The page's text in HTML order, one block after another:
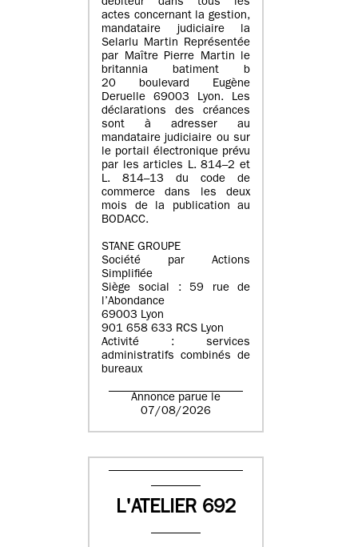
débiteur dans tous les
actes concernant la gestion,
mandataire judiciaire la
Selarlu Martin Représentée
par Maître Pierre Martin le
britannia batiment b
20 boulevard Eugène
Deruelle 69003 Lyon. Les
déclarations des créances
sont à adresser au
mandataire judiciaire ou sur
le portail électronique prévu
par les articles L. 814–2 et
L. 814–13 du code de
commerce dans les deux
mois de la publication au
BODACC.
STANE GROUPE
Société par Actions
Simplifiée
Siège social : 59 rue de
l’Abondance
69003 Lyon
901 658 633 RCS Lyon
Activité : services
administratifs combinés de
bureaux
Annonce parue le
07/08/2026
L'ATELIER 692